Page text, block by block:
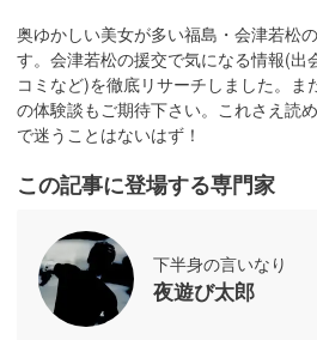
奥ゆかしい美女が多い福島・会津若松
す。会津若松の援交で気になる情報(出
コミなど)を徹底リサーチしました。ま
の体験談もご期待下さい。これさえ読
で迷うことはないはず！
この記事に登場する専門家
下半身の言いなり
夜遊び太郎